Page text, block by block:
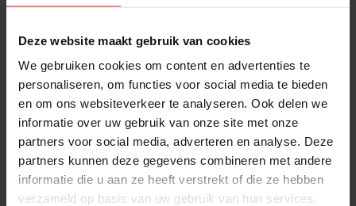
Deze website maakt gebruik van cookies
We gebruiken cookies om content en advertenties te
personaliseren, om functies voor social media te bieden
en om ons websiteverkeer te analyseren. Ook delen we
informatie over uw gebruik van onze site met onze
partners voor social media, adverteren en analyse. Deze
partners kunnen deze gegevens combineren met andere
informatie die u aan ze heeft verstrekt of die ze hebben
verzameld op basis van uw gebruik van hun services.
op het omzien naar elkaar en het zorgen
voor de medemens. Dit project sluit aan bij
de uitgangspunten van de katholieke sociale
leer, met nadruk op de waardigheid van de
mens, solidariteit, subsidiariteit en algemeen
welzijn.
Wij zijn dankbaar voor deze samenwerking en
kijken ernaar uit om samen met de Kerkelijke